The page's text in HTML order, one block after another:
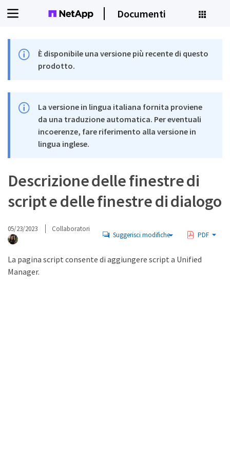
Documenti
È disponibile una versione più recente di questo
prodotto.
La versione in lingua italiana fornita proviene
da una traduzione automatica. Per eventuali
incoerenze, fare riferimento alla versione in
lingua inglese.
Descrizione delle finestre di
script e delle finestre di dialogo
05/23/2023 Collaboratori
Suggerisci modifiche PDF
La pagina script consente di aggiungere script a Unified
Manager.